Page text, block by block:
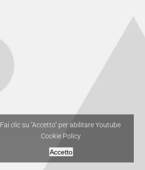
Fai clic su "Accetto" per abilitare Youtube
Cookie Policy
Accetto